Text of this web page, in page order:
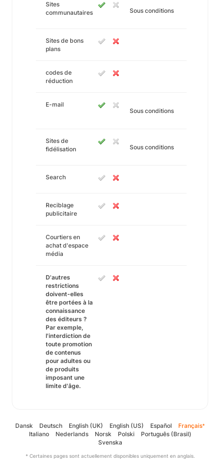
Sites
communautaires
Sous conditions
Sites de bons
plans
codes de
réduction
E-mail
Sous conditions
Sites de
fidélisation
Sous conditions
Search
Reciblage
publicitaire
Courtiers en
achat d'espace
média
D'autres
restrictions
doivent-elles
être portées à la
connaissance
des éditeurs ?
Par exemple,
l'interdiction de
toute promotion
de contenus
pour adultes ou
de produits
imposant une
limite d'âge.
Dansk Deutsch English (UK) English (US) Español Français*
Italiano Nederlands Norsk Polski
Português (Brasil)
Svenska
* Certaines pages sont actuellement disponibles uniquement en anglais.